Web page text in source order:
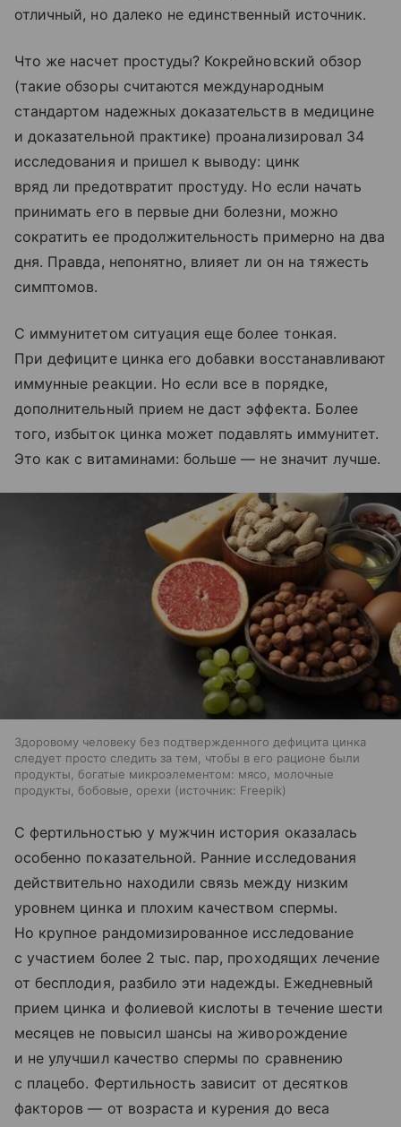
отличный, но далеко не единственный источник.
Что же насчет простуды? Кокрейновский обзор
(такие обзоры считаются международным
стандартом надежных доказательств в медицине
и доказательной практике) проанализировал 34
исследования и пришел к выводу: цинк
вряд ли предотвратит простуду. Но если начать
принимать его в первые дни болезни, можно
сократить ее продолжительность примерно на два
дня. Правда, непонятно, влияет ли он на тяжесть
симптомов.
С иммунитетом ситуация еще более тонкая.
При дефиците цинка его добавки восстанавливают
иммунные реакции. Но если все в порядке,
дополнительный прием не даст эффекта. Более
того, избыток цинка может подавлять иммунитет.
Это как с витаминами: больше — не значит лучше.
Здоровому человеку без подтвержденного дефицита цинка
следует просто следить за тем, чтобы в его рационе были
продукты, богатые микроэлементом: мясо, молочные
продукты, бобовые, орехи
источник: Freepik
С фертильностью у мужчин история оказалась
особенно показательной. Ранние исследования
действительно находили связь между низким
уровнем цинка и плохим качеством спермы.
Но крупное рандомизированное исследование
с участием более 2 тыс. пар, проходящих лечение
от бесплодия, разбило эти надежды. Ежедневный
прием цинка и фолиевой кислоты в течение шести
месяцев не повысил шансы на живорождение
и не улучшил качество спермы по сравнению
с плацебо. Фертильность зависит от десятков
факторов — от возраста и курения до веса